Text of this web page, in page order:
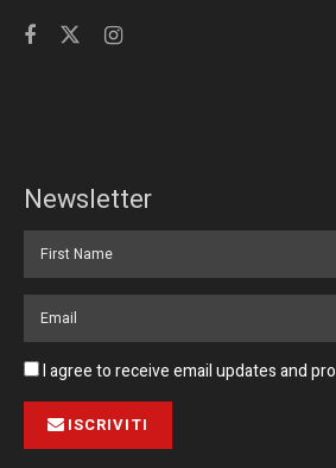
Newsletter
I agree to receive email updates and
ISCRIVITI